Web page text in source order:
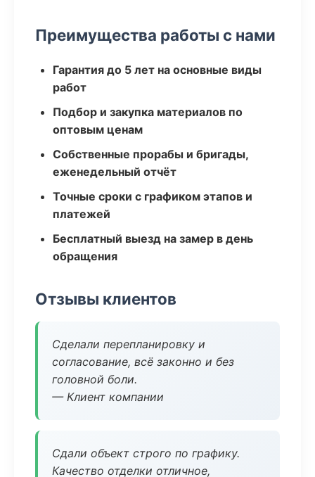
Преимущества работы с нами
Гарантия до 5 лет на основные виды
работ
Подбор и закупка материалов по
оптовым ценам
Собственные прорабы и бригады,
еженедельный отчёт
Точные сроки с графиком этапов и
платежей
Бесплатный выезд на замер в день
обращения
Отзывы клиентов
Сделали перепланировку и
согласование, всё законно и без
головной боли.
— Клиент компании
Сдали объект строго по графику.
Качество отделки отличное,